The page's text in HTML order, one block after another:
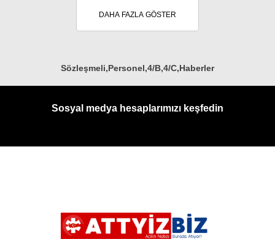
DAHA FAZLA GÖSTER
Sözleşmeli,Personel,4/B,4/C,Haberler
Sosyal medya hesaplarımızı keşfedin